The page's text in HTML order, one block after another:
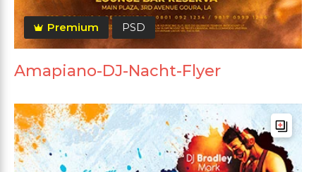
Premium PSD
Amapiano-DJ-Nacht-Flyer